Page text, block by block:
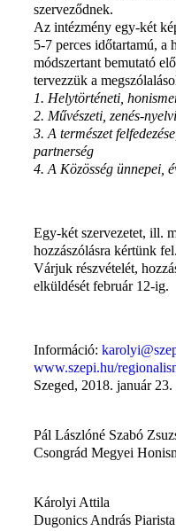
szerveződnek.
Az intézmény egy-két
5-7 perces időtartamú, a
módszertant bemutató
tervezzük a
1. Helytörténeti,
2. Művészeti, zenés-
3. A természet
partnerség
4. A Közösség ünnepei,
Egy-két szervezetet, ill.
hozzászólásra kértünk fel.
Várjuk részvételét,
elküldését február 12-ig.
Információ:
www.szepi.hu/
Szeged, 2018. január 23.
Pál Lászlóné Szabó
Csongrád Megyei
Károlyi Attila
Dugonics András